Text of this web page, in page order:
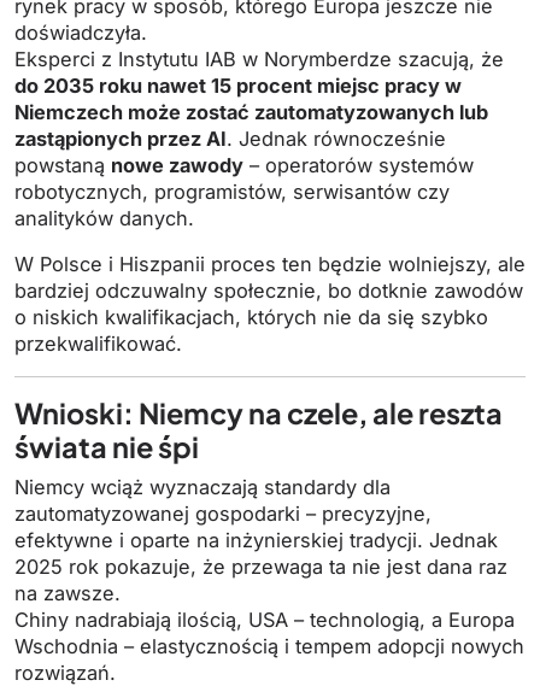
rynek pracy w sposób, którego Europa jeszcze nie
doświadczyła.
Eksperci z Instytutu IAB w Norymberdze szacują, że
do 2035 roku nawet 15 procent miejsc pracy w
Niemczech może zostać zautomatyzowanych lub
zastąpionych przez AI. Jednak równocześnie
powstaną nowe zawody – operatorów systemów
robotycznych, programistów, serwisantów czy
analityków danych.
W Polsce i Hiszpanii proces ten będzie wolniejszy, ale
bardziej odczuwalny społecznie, bo dotknie zawodów
o niskich kwalifikacjach, których nie da się szybko
przekwalifikować.
Wnioski: Niemcy na czele, ale reszta
świata nie śpi
Niemcy wciąż wyznaczają standardy dla
zautomatyzowanej gospodarki – precyzyjne,
efektywne i oparte na inżynierskiej tradycji. Jednak
2025 rok pokazuje, że przewaga ta nie jest dana raz
na zawsze.
Chiny nadrabiają ilością, USA – technologią, a Europa
Wschodnia – elastycznością i tempem adopcji nowych
rozwiązań.